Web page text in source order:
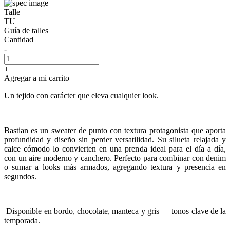
Talle
TU
Guía de talles
Cantidad
-
+
Agregar a mi carrito
Un tejido con carácter que eleva cualquier look.
Bastian es un sweater de punto con textura protagonista que aporta
profundidad y diseño sin perder versatilidad. Su silueta relajada y
calce cómodo lo convierten en una prenda ideal para el día a día,
con un aire moderno y canchero. Perfecto para combinar con denim
o sumar a looks más armados, agregando textura y presencia en
segundos.
Disponible en bordo, chocolate, manteca y gris — tonos clave de la
temporada.